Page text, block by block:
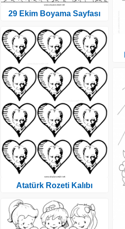
29 Ekim Boyama Sayfası
Atatürk Rozeti Kalıbı